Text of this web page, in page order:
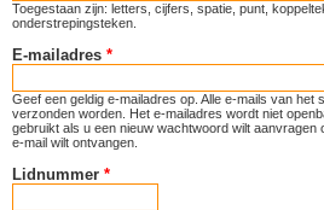
Toegestaan zijn: letters, cijfers, spatie, punt,
onderstrepingsteken.
E-mailadres *
Geef een geldig e-mailadres op. Alle e-mails van het
verzonden worden. Het e-mailadres wordt niet
gebruikt als u een nieuw wachtwoord wilt aanvragen
e-mail wilt ontvangen.
Lidnummer *